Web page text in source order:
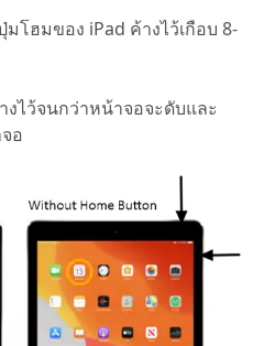
ฮมของ iPad ค้างไว้เกือบ 8-
ไว้จนกว่าหน้าจอจะดับและ
อ